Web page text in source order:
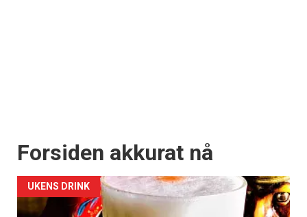
Forsiden akkurat nå
UKENS DRINK